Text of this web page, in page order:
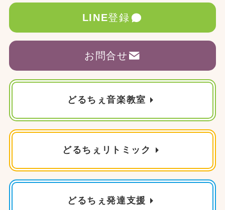
LINE登録
お問合せ
どるちぇ音楽教室
どるちぇリトミック
どるちぇ発達支援